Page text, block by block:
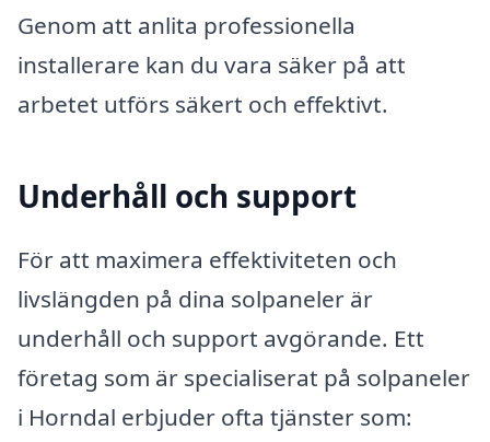
Genom att anlita professionella
installerare kan du vara säker på att
arbetet utförs säkert och effektivt.
Underhåll och support
För att maximera effektiviteten och
livslängden på dina solpaneler är
underhåll och support avgörande. Ett
företag som är specialiserat på solpaneler
i Horndal erbjuder ofta tjänster som: